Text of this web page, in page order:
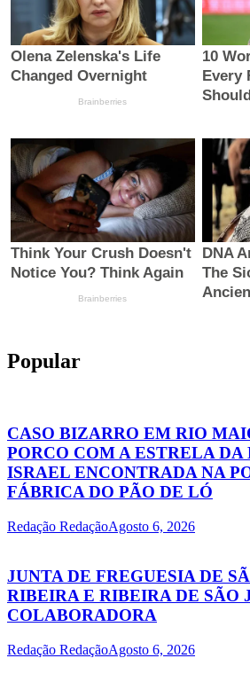
Popular
CASO BIZARRO EM RIO
PORCO COM A ESTRELA DA
ISRAEL ENCONTRADA NA
FÁBRICA DO PÃO DE LÓ
Redação RedaçãoAgosto 6, 2026
JUNTA DE FREGUESIA DE
RIBEIRA E RIBEIRA DE SÃO
COLABORADORA
Redação RedaçãoAgosto 6, 2026